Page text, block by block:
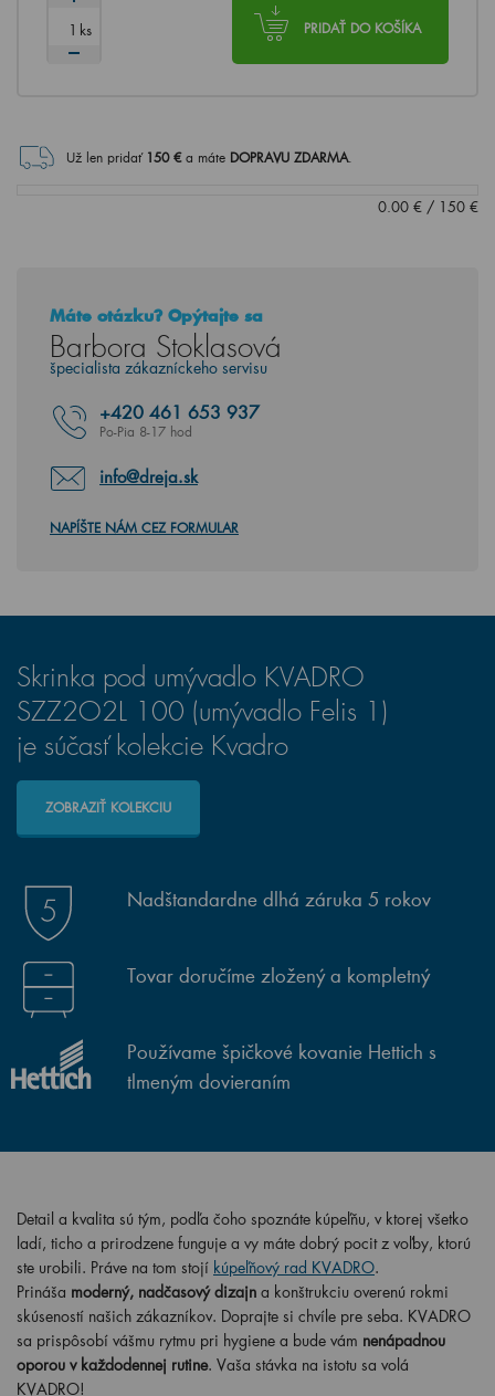
PRIDAŤ DO KOŠÍKA
ks
Už len pridať 150€ a máte DOPRAVU ZDARMA.
0.00 € / 150 €
Máte otázku? Opýtajte sa
Barbora Stoklasová
špecialista zákazníckeho servisu
+420 461 653 937
Po-Pia 8-17 hod
info@dreja.sk
NAPÍŠTE NÁM CEZ FORMULAR
Skrinka pod umývadlo KVADRO
SZZ2O2L 100 (umývadlo Felis 1)
je súčasť kolekcie Kvadro
ZOBRAZIŤ KOLEKCIU
Nadštandardne dlhá záruka 5 rokov
Tovar doručíme zložený a kompletný
Používame špičkové kovanie Hettich s
tlmeným dovieraním
Detail a kvalita sú tým, podľa čoho spoznáte kúpeľňu, v ktorej všetko
ladí, ticho a prirodzene funguje a vy máte dobrý pocit z voľby, ktorú
ste urobili. Práve na tom stojí kúpeľňový rad KVADRO.
Prináša moderný, nadčasový dizajn a konštrukciu overenú rokmi
skúseností našich zákazníkov. Doprajte si chvíle pre seba. KVADRO
sa prispôsobí vášmu rytmu pri hygiene a bude vám nenápadnou
oporou v každodennej rutine. Vaša stávka na istotu sa volá
KVADRO!